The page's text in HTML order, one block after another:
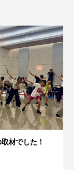
材でした！